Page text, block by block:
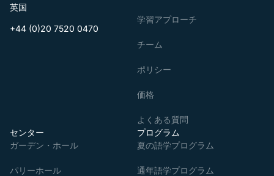
英国
+44 (0)20 7520 0470
学習アプローチ
チーム
ポリシー
価格
よくある質問
センター
ガーデン・ホール
パリーホール
プログラム
夏の語学プログラム
通年語学プログラム